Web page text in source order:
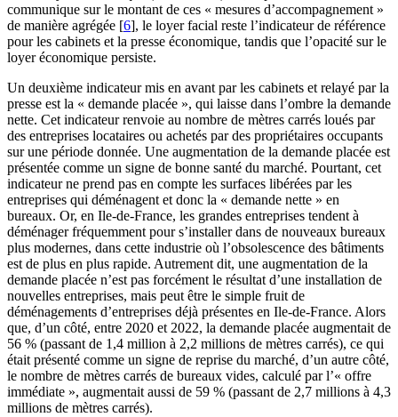
communique sur le montant de ces « mesures d’accompagnement »
de manière agrégée [6], le loyer facial reste l’indicateur de référence
pour les cabinets et la presse économique, tandis que l’opacité sur le
loyer économique persiste.
Un deuxième indicateur mis en avant par les cabinets et relayé par la
presse est la « demande placée », qui laisse dans l’ombre la demande
nette. Cet indicateur renvoie au nombre de mètres carrés loués par
des entreprises locataires ou achetés par des propriétaires occupants
sur une période donnée. Une augmentation de la demande placée est
présentée comme un signe de bonne santé du marché. Pourtant, cet
indicateur ne prend pas en compte les surfaces libérées par les
entreprises qui déménagent et donc la « demande nette » en
bureaux. Or, en Ile-de-France, les grandes entreprises tendent à
déménager fréquemment pour s’installer dans de nouveaux bureaux
plus modernes, dans cette industrie où l’obsolescence des bâtiments
est de plus en plus rapide. Autrement dit, une augmentation de la
demande placée n’est pas forcément le résultat d’une installation de
nouvelles entreprises, mais peut être le simple fruit de
déménagements d’entreprises déjà présentes en Ile-de-France. Alors
que, d’un côté, entre 2020 et 2022, la demande placée augmentait de
56 % (passant de 1,4 million à 2,2 millions de mètres carrés), ce qui
était présenté comme un signe de reprise du marché, d’un autre côté,
le nombre de mètres carrés de bureaux vides, calculé par l’« offre
immédiate », augmentait aussi de 59 % (passant de 2,7 millions à 4,3
millions de mètres carrés).